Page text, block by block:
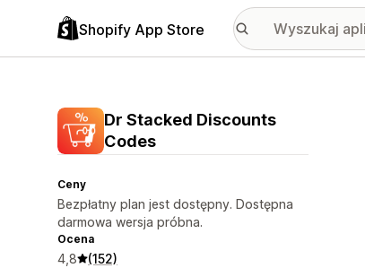
Shopify App Store
Dr Stacked Discounts
Codes
Ceny
Bezpłatny plan jest dostępny. Dostępna
darmowa wersja próbna.
Ocena
4,8 (152)